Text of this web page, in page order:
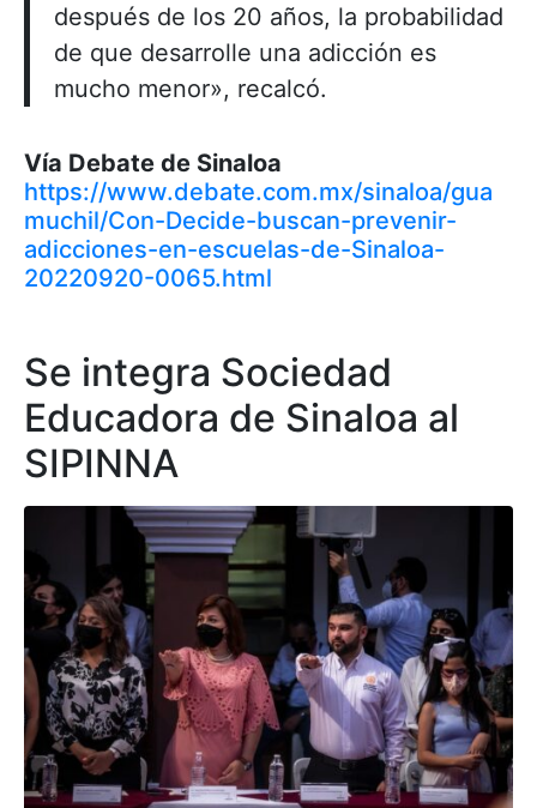
después de los 20 años, la probabilidad
de que desarrolle una adicción es
mucho menor», recalcó.
Vía Debate de Sinaloa
https://www.debate.com.mx/sinaloa/gua
muchil/Con-Decide-buscan-prevenir-
adicciones-en-escuelas-de-Sinaloa-
20220920-0065.html
Se integra Sociedad
Educadora de Sinaloa al
SIPINNA